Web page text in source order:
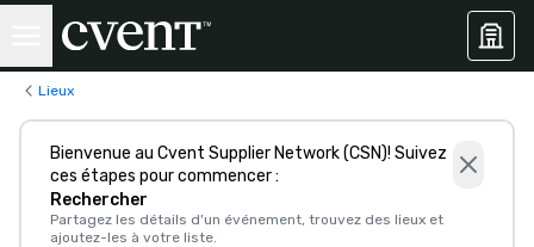
Lieux
Bienvenue au Cvent Supplier Network (CSN)! Suivez
ces étapes pour commencer :
Rechercher
Partagez les détails d'un événement, trouvez des lieux et
ajoutez-les à votre liste.